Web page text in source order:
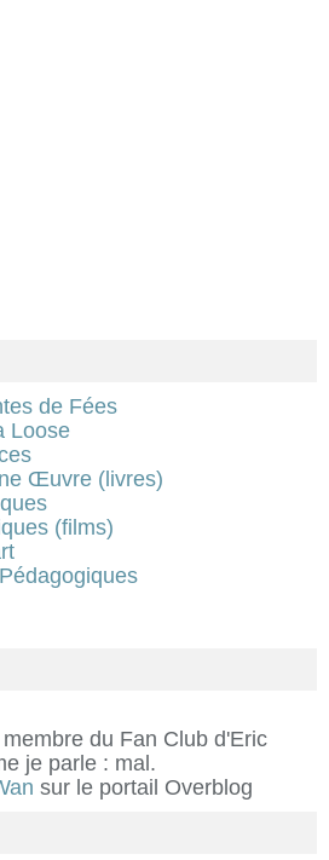
du Fan Club d'Eric
je parle : mal.
sur le portail Overblog
de Fées
Loose
Œuvre (livres)
(films)